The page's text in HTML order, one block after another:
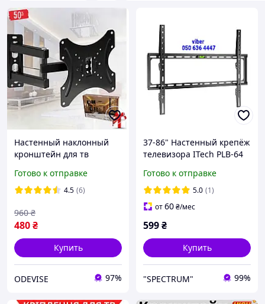
Настенный наклонный
кронштейн для тв
Поворотное крепление
для телевизора от 14 до
Готово к отправке
4.5 (6)
480₴
960 ₴
Купить
ODEVISE 97%
37-86" Настенный крепёж
телевизора ITech PLB-64
Крепление для
телевизора на стену
Готово к отправке
5.0 (1)
от60₴/мес
599₴
Купить
"SPECTRUM" 99%